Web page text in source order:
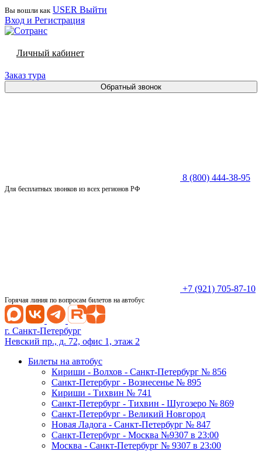
Вы вошли как USER Выйти
Вход и Регистрация
Личный кабинет
Заказ тура
Обратный звонок
8 (800) 444-38-95
Для бесплатных звонков из всех регионов РФ
+7 (921) 705-87-10
Горячая линия по вопросам билетов на автобус
г. Санкт-Петербург
Невский пр., д. 72, офис 1, этаж 2
Билеты на автобус
Кириши - Волхов - Санкт-Петербург № 856
Санкт-Петербург - Вознесенье № 895
Кириши - Тихвин № 741
Санкт-Петербург - Тихвин - Шугозеро № 869
Санкт-Петербург - Великий Новгород
Новая Ладога - Санкт-Петербург № 847
Санкт-Петербург - Москва №9307 в 23:00
Москва - Санкт-Петербург № 9307 в 23:00